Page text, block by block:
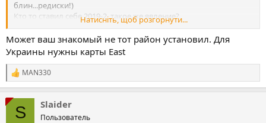
блин...редиски!)
Кто то ставил себе 2019-2, такое же явление?
То есть забыть за навигашку по городам Украины?
Натисніть, щоб розгорнути...
Может ваш знакомый не тот район установил. Для
Украины нужны карты East
Р
е
а
MAN330
S Slaider
Пользователь